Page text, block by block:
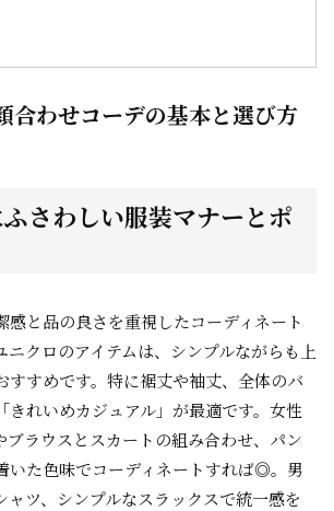
合わせコーデの基本と選び方
さわしい服装マナーとポ
感と品の良さを重視したコーディネート
ニクロのアイテムは、シンプルながらも上
すすめです。特に裾丈や袖丈、全体のバ
きれいめカジュアル」が最適です。女性
ブラウスとスカートの組み合わせ、パン
いた色味でコーディネートすれば◎。男
ャツ、シンプルなスラックスで統一感を